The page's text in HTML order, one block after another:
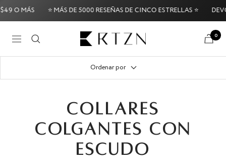
Saltar
al
O MÁS ⭐ MÁS DE 5000 RESEÑAS DE CINCO ESTRELLAS ⭐
Navigación RTZN 0
Try it Risk-Free: 60-Day Money-Back
Ordenar por
COLLARES
COLGANTES CON
ESCUDO